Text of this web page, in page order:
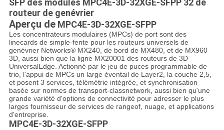
SFP des modules MPC4E-3D-32XGE-SFPP 32 de
routeur de genévrier
Aperçu deMPC4E-3D-32XGE-SFPP
Les concentrateurs modulaires (MPCs) de port sont des
linecards de simple-fente pour les routeurs universels de
genévrier Networks® MX240, de bord de MX480, et de MX960
3D, aussi bien que la ligne MX20001 des routeurs de 3D
UniversalEdge. Actionné par le jeu de puces programmable de
trio, l'appui de MPCs un large éventail de Layer2, la couche 2,5,
et posent 3 services, télémétrie intégrée, et synchronisation
basée sur normes de transport-classnetwork, aussi bien qu'une
grande variété d'options de connectivité pour adresser le plus
larges fournisseur de services de rangeof, nuage, et applications
d'entreprise.
MPC4E-3D-32XGE-SFPP